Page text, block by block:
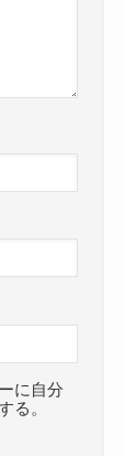
に自分
る。